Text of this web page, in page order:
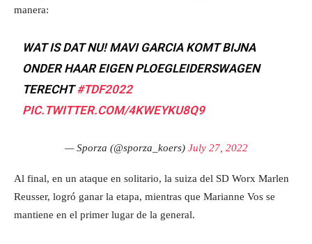
manera:
WAT IS DAT NU! MAVI GARCIA KOMT BIJNA
ONDER HAAR EIGEN PLOEGLEIDERSWAGEN
TERECHT#TDF2022
PIC.TWITTER.COM/4KWEYKU8Q9
— Sporza (@sporza_koers) July 27, 2022
Al final, en un ataque en solitario, la suiza del SD Worx Marlen
Reusser, logró ganar la etapa, mientras que Marianne Vos se
mantiene en el primer lugar de la general.